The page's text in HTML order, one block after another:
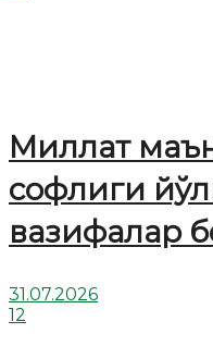
Миллат
софлиги
вазифалар
31.07.2026
12